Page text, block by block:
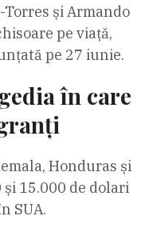
și Armando
pe viață,
pe 27 iunie.
în care
Honduras și
15.000 de dolari
SUA.